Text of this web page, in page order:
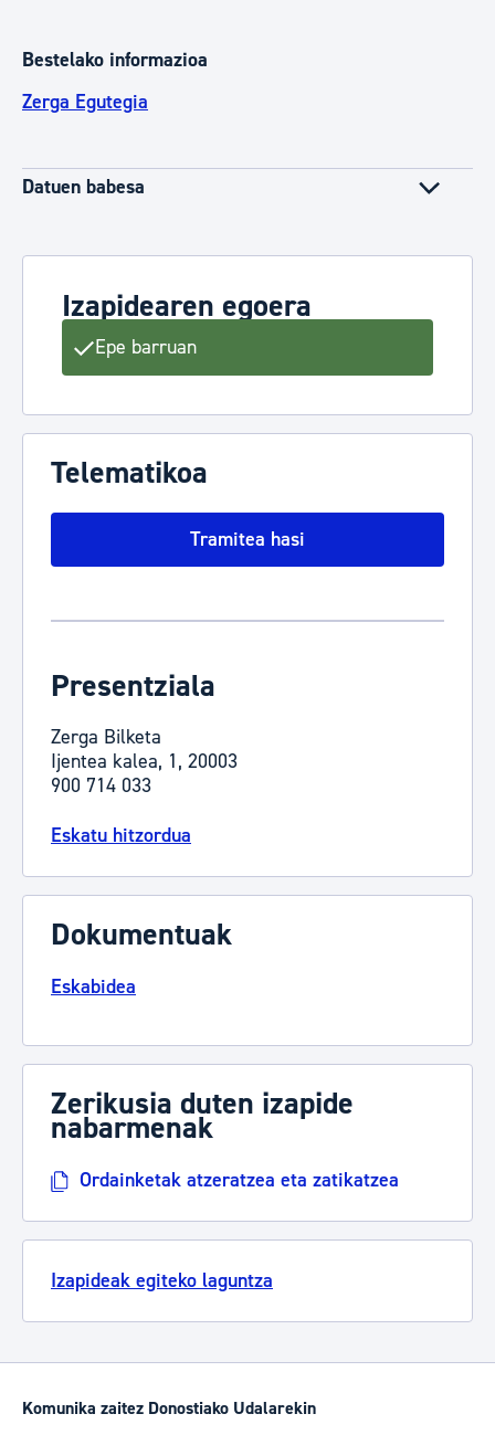
Bestelako informazioa
Zerga Egutegia
Datuen babesa
Izapidearen egoera
Epe barruan
Telematikoa
Tramitea hasi
Presentziala
Zerga Bilketa
Ijentea kalea, 1, 20003
900 714 033
Eskatu hitzordua
Dokumentuak
Eskabidea
Zerikusia duten izapide
nabarmenak
Ordainketak atzeratzea eta zatikatzea
Izapideak egiteko laguntza
Komunika zaitez Donostiako Udalarekin